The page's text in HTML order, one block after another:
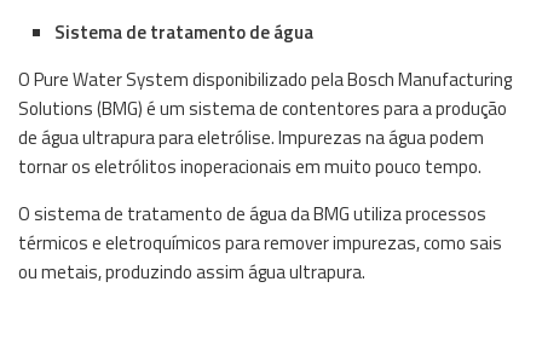
Sistema de tratamento de água
O Pure Water System disponibilizado pela Bosch Manufacturing
Solutions (BMG) é um sistema de contentores para a produção
de água ultrapura para eletrólise. Impurezas na água podem
tornar os eletrólitos inoperacionais em muito pouco tempo.
O sistema de tratamento de água da BMG utiliza processos
térmicos e eletroquímicos para remover impurezas, como sais
ou metais, produzindo assim água ultrapura.